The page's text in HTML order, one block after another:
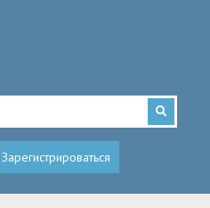
Зарегистрироваться